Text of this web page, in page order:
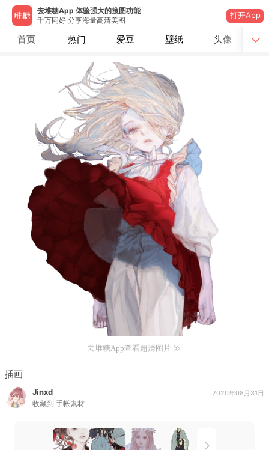
去堆糖App 体验强大的搜图功能
千万同好 分享海量高清美图
打开App
首页 热门 爱豆 壁纸 头像
去堆糖App查看超清图片
插画
Jinxd
收藏到 手帐素材
2020年08月31日